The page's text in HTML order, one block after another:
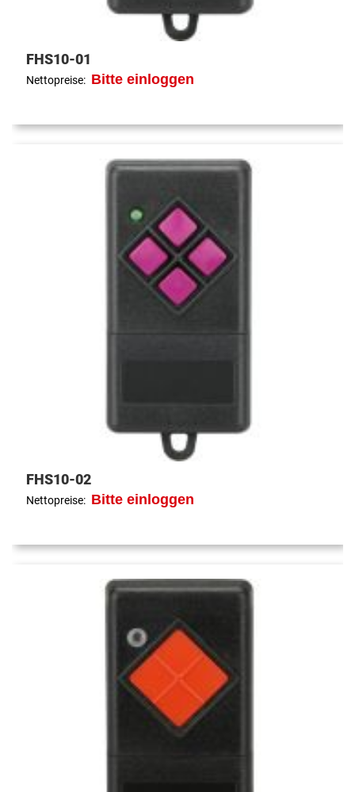
FHS10-01
Nettopreise: Bitte einloggen
FHS10-02
Nettopreise: Bitte einloggen